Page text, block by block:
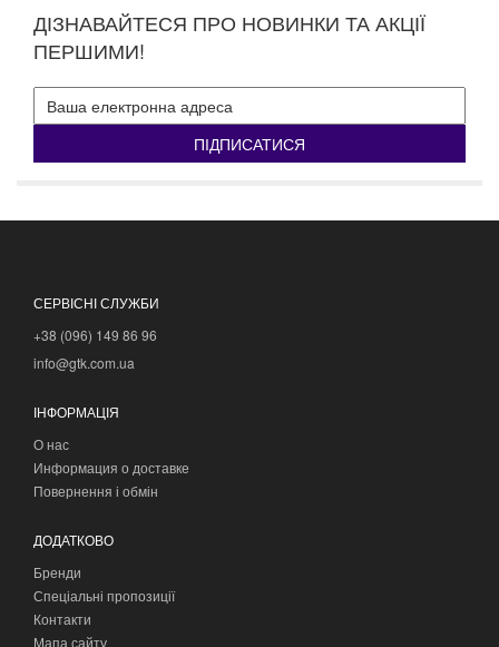
ДІЗНАВАЙТЕСЯ ПРО НОВИНКИ ТА АКЦІЇ
ПЕРШИМИ!
ПІДПИСАТИСЯ
СЕРВІСНІ СЛУЖБИ
+38 (096) 149 86 96
info@gtk.com.ua
ІНФОРМАЦІЯ
О нас
Информация о доставке
Повернення і обмін
ДОДАТКОВО
Бренди
Спеціальні пропозиції
Контакти
Мапа сайту